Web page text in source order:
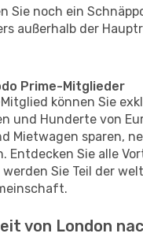
Sie noch ein
außerhalb der
Prime-Mitglieder
können Sie
und Hunderte von
Mietwagen sparen,
Entdecken Sie alle
werden Sie Teil der
von London